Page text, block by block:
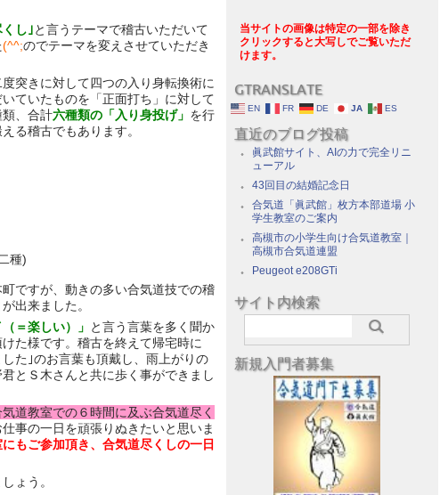
くし｣と言うテーマで稽古いただいて
(^^;のでテーマを変えさせていただき
突きに対して四つの入り身転換術に
ていたものを「正面打ち」に対して
、合計六種類の「入り身投げ」 を行
る稽古でもあります。
種)
ですが、動きの多い合気道技での稽
出来ました。
（＝楽しい）」 と言う言葉を多く聞か
た様です。稽古を終えて帰宅時に
た｣のお言葉も頂戴し、雨上がりの
とＳ木さんと共に歩く事ができまし
道教室での６時間に及ぶ合気道尽く
事の一日を頑張りぬきたいと思いま
もご参加頂き、合気道尽くしの一日
ょう。
当サイトの画像は特定の一部を除き
クリックすると大写しでご覧いただ
けます。
GTRANSLATE
EN FR DE JA ES
直近のブログ投稿
眞武館サイト、AIの力で完全リニ
ューアル
43回目の結婚記念日
合気道「眞武館」枚方本部道場 小
学生教室のご案内
高槻市の小学生向け合気道教室｜
高槻市合気道連盟
Peugeot e208GTi
サイト内検索
新規入門者募集